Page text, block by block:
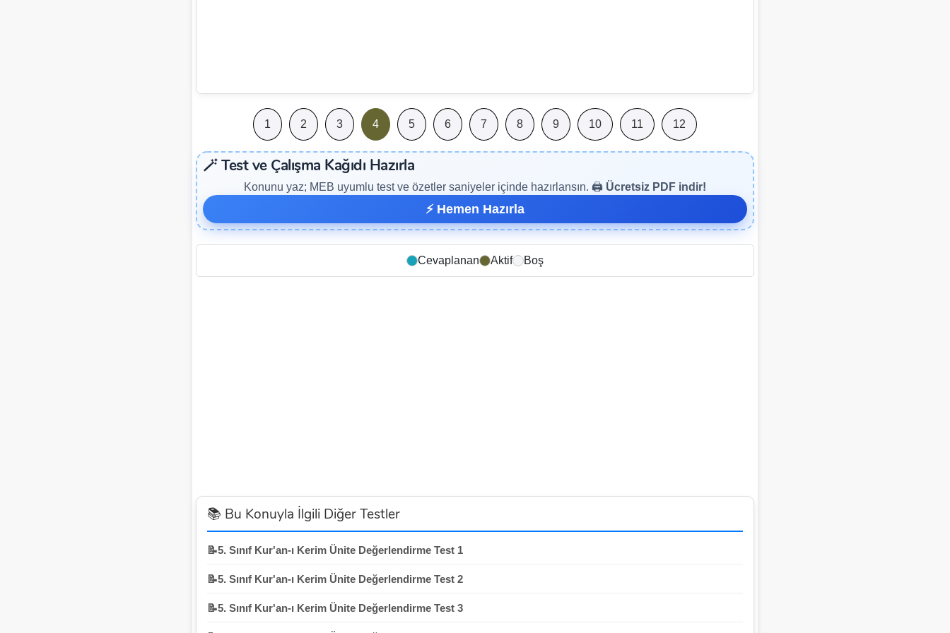
1 2 3 4 5 6 7 8 9 10 11 12
🪄 Test ve Çalışma Kağıdı Hazırla
Konunu yaz; MEB uyumlu test ve özetler saniyeler içinde hazırlansın. 🖨️ Ücretsiz PDF indir!
⚡ Hemen Hazırla
Cevaplanan Aktif Boş
📚 Bu Konuyla İlgili Diğer Testler
📝5. Sınıf Kur'an-ı Kerim Ünite Değerlendirme Test 1
📝5. Sınıf Kur'an-ı Kerim Ünite Değerlendirme Test 2
📝5. Sınıf Kur'an-ı Kerim Ünite Değerlendirme Test 3